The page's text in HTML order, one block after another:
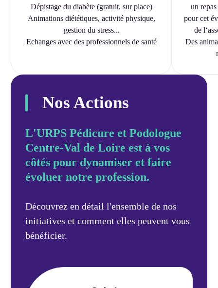
Dépistage du diabète (gratuit, sur place)
Animations diététiques, activité physique,
gestion du stress...
Echanges avec des professionnels de santé
un
pour cet
de
Des
Nos Actions
L'URPS Pédicure et Podologue
Centre-Val de Loire est à vos
côtés pour dynamiser et faire
évoluer notre profession.
Découvrez en détail l'ensemble de nos
initiatives et comment elles peuvent vous
bénéficier.